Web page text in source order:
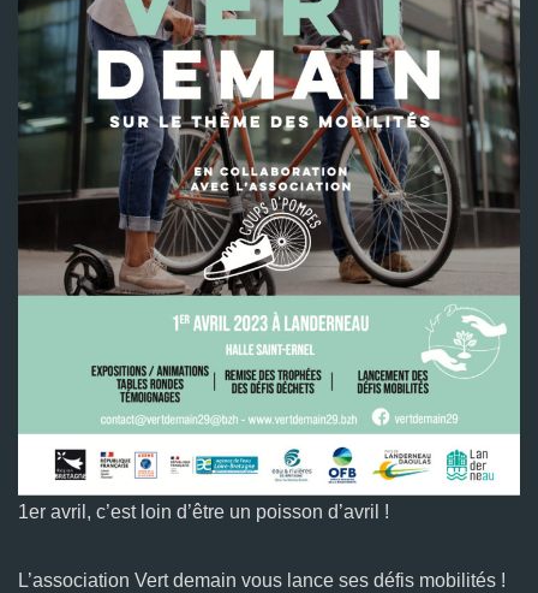
1er avril, c’est loin d’être un poisson d’avril !
L’association Vert demain vous lance ses défis mobilités !